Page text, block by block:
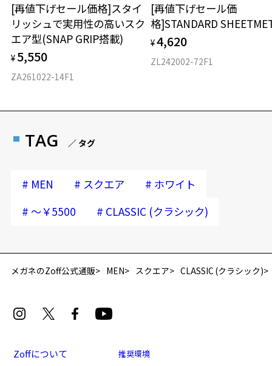
再入荷お知らせメールのお申し込み
[再値下げセール価格]スタイ
リッシュで実用性の高いスク
エア型(SNAP GRIP搭載)
¥ 5,550
ZA261022-14F1
[再値下げセール価
格]STANDARD
¥4,620
ZL242002-72F1
TAG ／ タグ
# MEN # スクエア # ホワイト
# ～￥5500 # CLASSIC (クラシック)
メガネのZoff公式通販 MEN スクエア CLASSIC (クラシック)
Zoffについて
推奨環境